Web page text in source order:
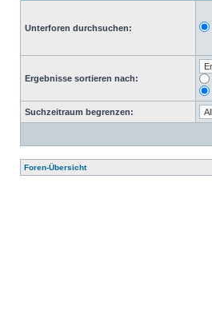
Unterforen durchsuchen:
Ergebnisse sortieren nach:
Suchzeitraum begrenzen:
Foren-Übersicht